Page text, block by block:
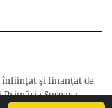
înființat și finanțat de
Primăria Suceava.